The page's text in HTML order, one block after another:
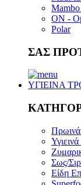
ON -
Polar
ΣΑΣ
ΥΓΙΕΙΝΑ
Σως/
Είδη